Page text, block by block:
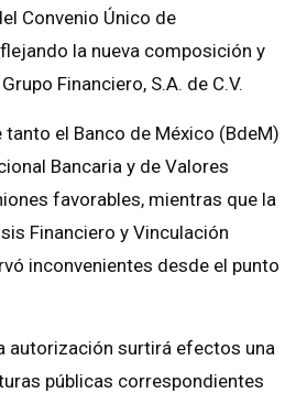
Convenio Único de
la nueva composición y
Financiero, S.A. de C.V.
tanto el Banco de México (BdeM)
Bancaria y de Valores
favorables, mientras que la
Financiero y Vinculación
inconvenientes desde el punto
autorización surtirá efectos una
públicas correspondientes